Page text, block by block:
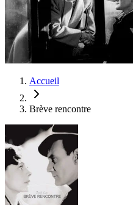
Accueil
Brève rencontre